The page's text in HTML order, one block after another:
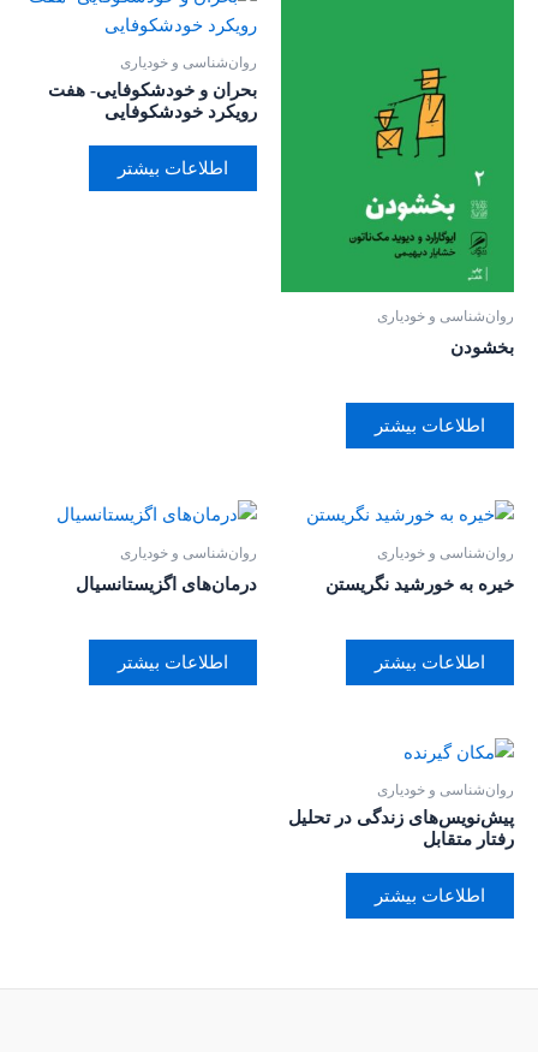
روان‌‌شناسی و خودیاری
بخشودن
اطلاعات بیشتر
روان‌‌شناسی و خودیاری
بحران و خودشکوفایی- هفت
رویکرد خودشکوفایی
اطلاعات بیشتر
روان‌‌شناسی و خودیاری
خیره به خورشید نگریستن
اطلاعات بیشتر
روان‌‌شناسی و خودیاری
درمان‌های اگزیستانسیال
اطلاعات بیشتر
روان‌‌شناسی و خودیاری
پیش‌نویس‌های زندگی در تحلیل
رفتار متقابل
اطلاعات بیشتر